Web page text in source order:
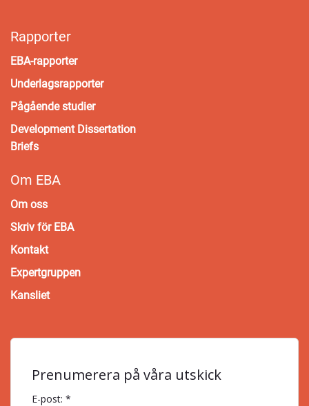
Rapporter
EBA-rapporter
Underlagsrapporter
Pågående studier
Development Dissertation
Briefs
Om EBA
Om oss
Skriv för EBA
Kontakt
Expertgruppen
Kansliet
Prenumerera på våra utskick
E-post: *